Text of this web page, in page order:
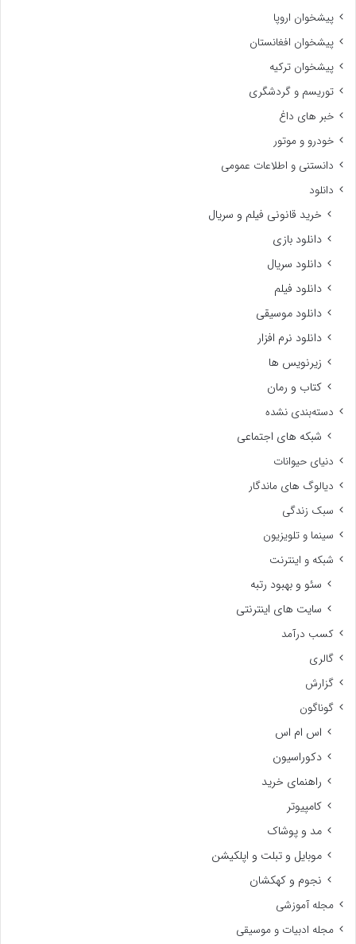
پیشخوان اروپا
پیشخوان افغانستان
پیشخوان ترکیه
توریسم و گردشگری
خبر های داغ
خودرو و موتور
دانستنی و اطلاعات عمومی
دانلود
خرید قانونی فیلم و سریال
دانلود بازی
دانلود سریال
دانلود فیلم
دانلود موسیقی
دانلود نرم افزار
زیرنویس ها
کتاب و رمان
دسته‌بندی نشده
شبکه های اجتماعی
دنیای حیوانات
دیالوگ های ماندگار
سبک زندگی
سینما و تلویزیون
شبکه و اینترنت
سئو و بهبود رتبه
سایت های اینترنتی
کسب درآمد
گالری
گزارش
گوناگون
اس ام اس
دکوراسیون
راهنمای خرید
کامپیوتر
مد و پوشاک
موبایل و تبلت و اپلکیشن
نجوم و کهکشان
مجله آموزشی
مجله ادبیات و موسیقی